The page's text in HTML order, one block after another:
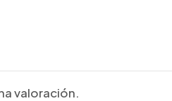
valoración.